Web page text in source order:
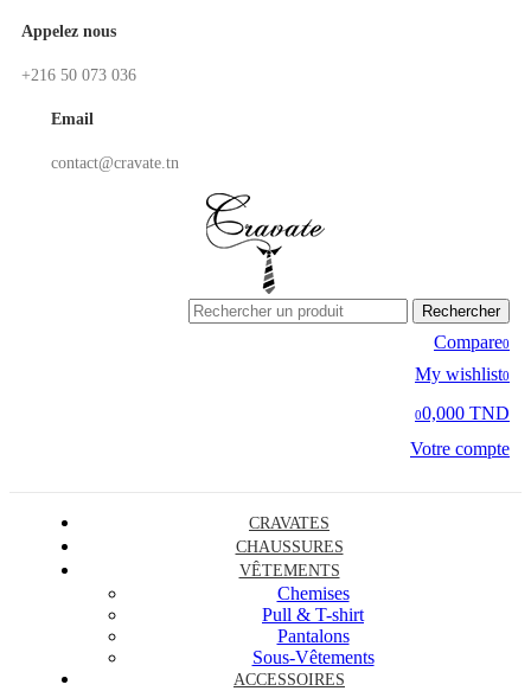
Appelez nous
+216 50 073 036
Email
contact@cravate.tn
Rechercher
Compare0
My wishlist0
00,000 TND
Votre compte
CRAVATES
CHAUSSURES
VÊTEMENTS
Chemises
Pull & T-shirt
Pantalons
Sous-Vêtements
ACCESSOIRES